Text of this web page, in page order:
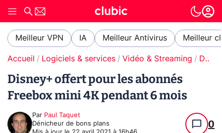
Meilleur VPN IA Meilleur Antivirus Meilleur
Accueil Logiciels & services Vidéo & Streaming Disney+
Disney+ offert pour les abonnés
Freebox mini 4K pendant 6 mois
Par Paul Taquet
Dénicheur de bons plans
0